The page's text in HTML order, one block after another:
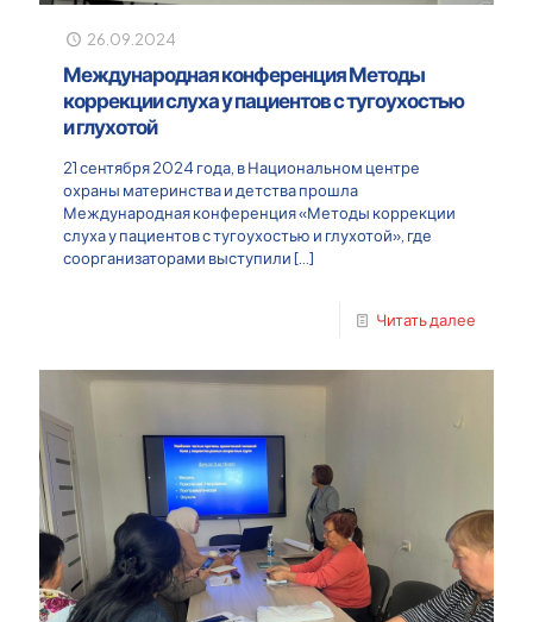
26.09.2024
Международная конференция Методы
коррекции слуха у пациентов с тугоухостью
и глухотой
21 сентября 2024 года, в Национальном центре
охраны материнства и детства прошла
Международная конференция «Методы коррекции
слуха у пациентов с тугоухостью и глухотой», где
соорганизаторами выступили[…]
Читать далее